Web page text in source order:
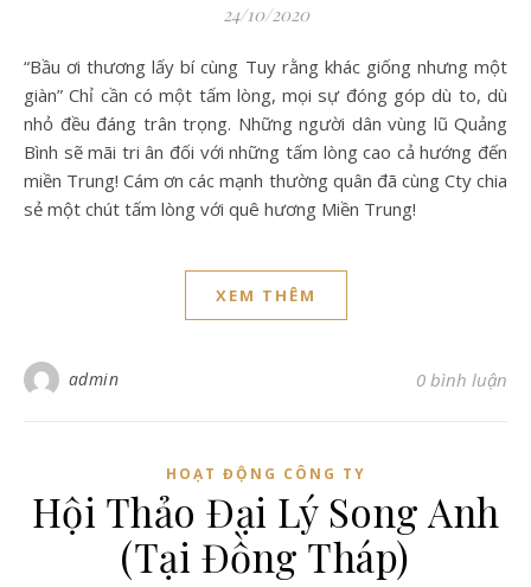
24/10/2020
“Bầu ơi thương lấy bí cùng Tuy rằng khác giống nhưng một
giàn” Chỉ cần có một tấm lòng, mọi sự đóng góp dù to, dù
nhỏ đều đáng trân trọng. Những người dân vùng lũ Quảng
Bình sẽ mãi tri ân đối với những tấm lòng cao cả hướng đến
miền Trung! Cám ơn các mạnh thường quân đã cùng Cty chia
sẻ một chút tấm lòng với quê hương Miền Trung!
XEM THÊM
admin 0 bình luận
HOẠT ĐỘNG CÔNG TY
Hội Thảo Đại Lý Song Anh
(Tại Đồng Tháp)